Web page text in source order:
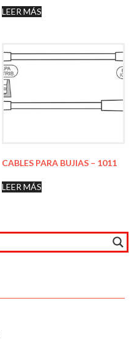
LEER MÁS
CABLES PARA BUJIAS – 1011
LEER MÁS